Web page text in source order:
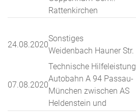
Rattenkirchen
24.08.2020
Sonstiges
Weidenbach Hauner Str.
07.08.2020
Technische Hilfeleistung
Autobahn A 94 Passau-
München zwischen AS
Heldenstein und